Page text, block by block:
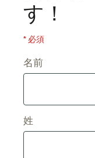
す！
* 必須
名前
姓